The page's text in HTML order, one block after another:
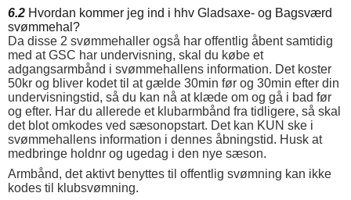
6.2 Hvordan kommer jeg ind i hhv Gladsaxe- og Bagsværd
svømmehal?
Da disse 2 svømmehaller også har offentlig åbent samtidig
med at GSC har undervisning, skal du købe et
adgangsarmbånd i svømmehallens information. Det koster
50kr og bliver kodet til at gælde 30min før og 30min efter din
undervisningstid, så du kan nå at klæde om og gå i bad før
og efter. Har du allerede et klubarmbånd fra tidligere, så skal
det blot omkodes ved sæsonopstart. Det kan KUN ske i
svømmehallens information i dennes åbningstid. Husk at
medbringe holdnr og ugedag i den nye sæson.
Armbånd, det aktivt benyttes til offentlig svømning kan ikke
kodes til klubsvømning.